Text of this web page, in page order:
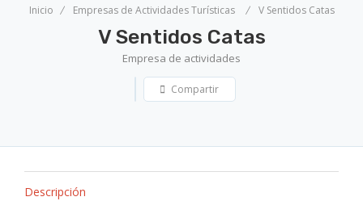
Inicio Empresas de Actividades Turísticas V Sentidos Catas
V Sentidos Catas
Empresa de actividades
Compartir
Descripción